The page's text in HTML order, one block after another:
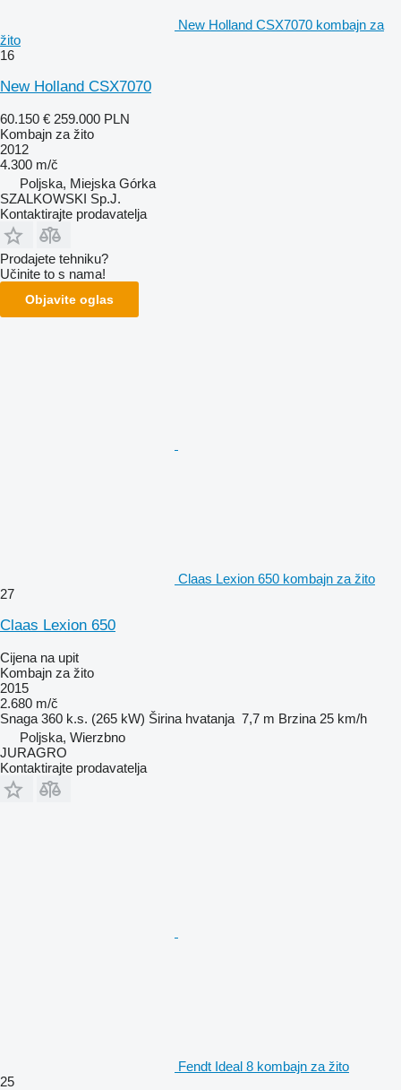
New Holland CSX7070 kombajn za
žito
16
New Holland CSX7070
60.150 € 259.000 PLN
Kombajn za žito
2012
4.300 m/č
Poljska, Miejska Górka
SZALKOWSKI Sp.J.
Kontaktirajte prodavatelja
Prodajete tehniku?
Učinite to s nama!
Objavite oglas
Claas Lexion 650 kombajn za žito
27
Claas Lexion 650
Cijena na upit
Kombajn za žito
2015
2.680 m/č
Snaga 360 k.s. (265 kW) Širina hvatanja 7,7 m Brzina 25 km/h
Poljska, Wierzbno
JURAGRO
Kontaktirajte prodavatelja
Fendt Ideal 8 kombajn za žito
25